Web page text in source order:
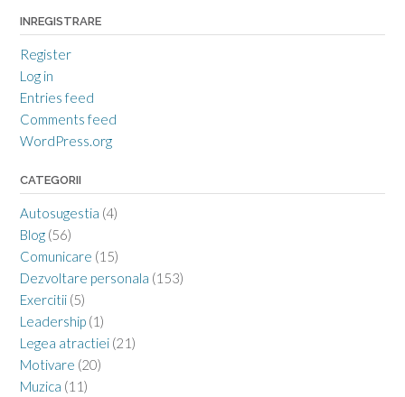
INREGISTRARE
Register
Log in
Entries feed
Comments feed
WordPress.org
CATEGORII
Autosugestia (4)
Blog (56)
Comunicare (15)
Dezvoltare personala (153)
Exercitii (5)
Leadership (1)
Legea atractiei (21)
Motivare (20)
Muzica (11)